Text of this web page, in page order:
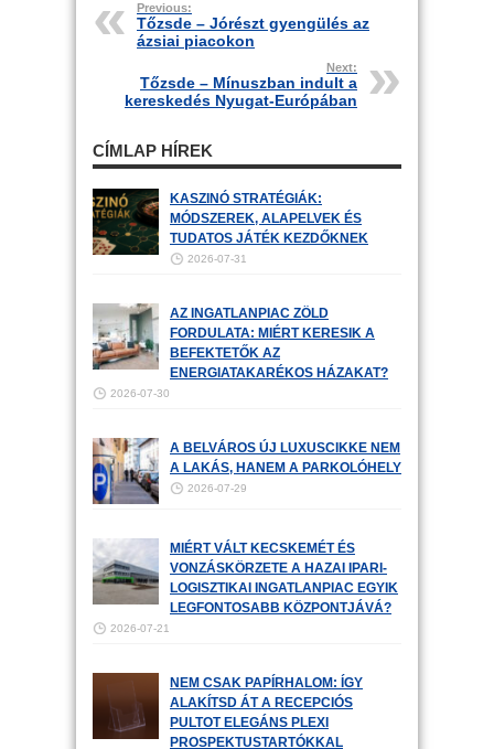
Previous:
Tőzsde – Jórészt gyengülés az
ázsiai piacokon
Next:
Tőzsde – Mínuszban indult a
kereskedés Nyugat-Európában
CÍMLAP HÍREK
KASZINÓ STRATÉGIÁK:
MÓDSZEREK, ALAPELVEK ÉS
TUDATOS JÁTÉK KEZDŐKNEK
2026-07-31
AZ INGATLANPIAC ZÖLD
FORDULATA: MIÉRT KERESIK A
BEFEKTETŐK AZ
ENERGIATAKARÉKOS HÁZAKAT?
2026-07-30
A BELVÁROS ÚJ LUXUSCIKKE NEM
A LAKÁS, HANEM A PARKOLÓHELY
2026-07-29
MIÉRT VÁLT KECSKEMÉT ÉS
VONZÁSKÖRZETE A HAZAI IPARI-
LOGISZTIKAI INGATLANPIAC EGYIK
LEGFONTOSABB KÖZPONTJÁVÁ?
2026-07-21
NEM CSAK PAPÍRHALOM: ÍGY
ALAKÍTSD ÁT A RECEPCIÓS
PULTOT ELEGÁNS PLEXI
PROSPEKTUSTARTÓKKAL